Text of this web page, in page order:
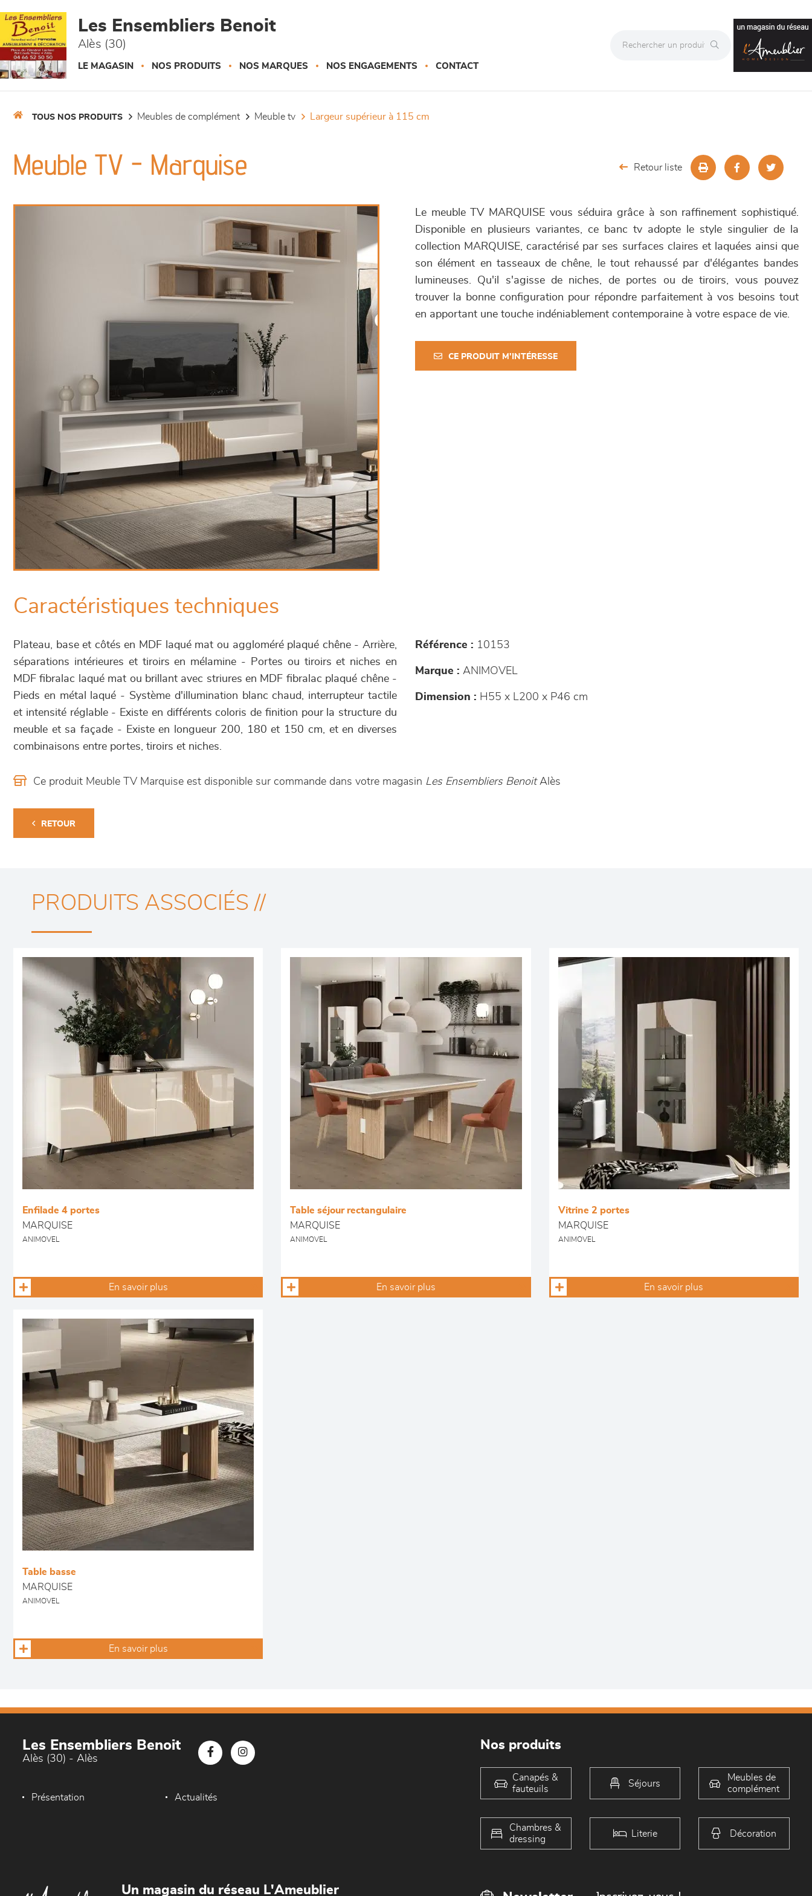
Les Ensembliers Benoit
Alès (30)
LE MAGASIN NOS PRODUITS NOS MARQUES NOS ENGAGEMENTS CONTACT
TOUS NOS PRODUITS meubles de complément meuble tv largeur supérieur à 115 cm
Meuble TV - Marquise Retour liste
Le meuble TV MARQUISE vous séduira grâce à son raffinement sophistiqué.
Disponible en plusieurs variantes, ce banc tv adopte le style singulier de la
collection MARQUISE, caractérisé par ses surfaces claires et laquées ainsi que
son élément en tasseaux de chêne, le tout rehaussé par d'élégantes bandes
lumineuses. Qu'il s'agisse de niches, de portes ou de tiroirs, vous pouvez
trouver la bonne configuration pour répondre parfaitement à vos besoins tout
en apportant une touche indéniablement contemporaine à votre espace de vie.
CE PRODUIT M'INTÉRESSE
Caractéristiques techniques
Plateau, base et côtés en MDF laqué mat ou aggloméré plaqué chêne - Arrière,
séparations intérieures et tiroirs en mélamine - Portes ou tiroirs et niches en
MDF fibralac laqué mat ou brillant avec striures en MDF fibralac plaqué chêne -
Pieds en métal laqué - Système d'illumination blanc chaud, interrupteur tactile
et intensité réglable - Existe en différents coloris de finition pour la structure du
meuble et sa façade - Existe en longueur 200, 180 et 150 cm, et en diverses
combinaisons entre portes, tiroirs et niches.
Référence : 10153
Marque : ANIMOVEL
Dimension : H55 x L200 x P46 cm
Ce produit Meuble TV Marquise est disponible sur commande dans votre magasin Les Ensembliers BenoitAlès
RETOUR
PRODUITS ASSOCIÉS //
Enfilade 4 portes
MARQUISE
ANIMOVEL
En savoir plus
Table séjour rectangulaire
MARQUISE
ANIMOVEL
En savoir plus
Vitrine 2 portes
MARQUISE
ANIMOVEL
En savoir plus
Table basse
MARQUISE
ANIMOVEL
En savoir plus
Les Ensembliers Benoit
Alès (30) - Alès
Présentation Actualités
Nos produits
Canapés &
fauteuils
Séjours
Meubles de
complément
Chambres &
dressing
Literie Décoration
Un magasin du réseau L'Ameublier